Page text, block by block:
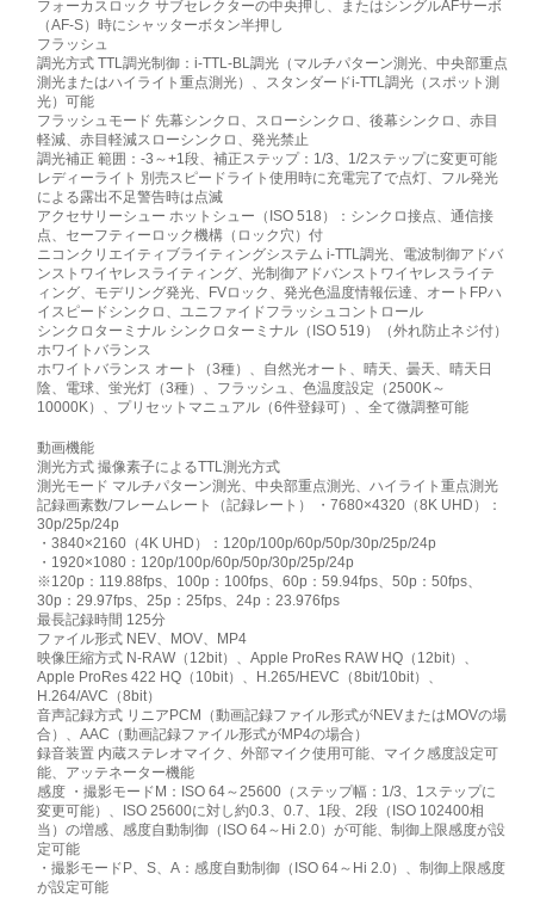
フォーカスロック サブセレクターの中央押し、またはシングルAFサーボ
（AF-S）時にシャッターボタン半押し
フラッシュ
調光方式 TTL調光制御：i-TTL-BL調光（マルチパターン測光、中央部重点
測光またはハイライト重点測光）、スタンダードi-TTL調光（スポット測
光）可能
フラッシュモード 先幕シンクロ、スローシンクロ、後幕シンクロ、赤目
軽減、赤目軽減スローシンクロ、発光禁止
調光補正 範囲：-3～+1段、補正ステップ：1/3、1/2ステップに変更可能
レディーライト 別売スピードライト使用時に充電完了で点灯、フル発光
による露出不足警告時は点滅
アクセサリーシュー ホットシュー（ISO 518）：シンクロ接点、通信接
点、セーフティーロック機構（ロック穴）付
ニコンクリエイティブライティングシステム i-TTL調光、電波制御アドバ
ンストワイヤレスライティング、光制御アドバンストワイヤレスライテ
ィング、モデリング発光、FVロック、発光色温度情報伝達、オートFPハ
イスピードシンクロ、ユニファイドフラッシュコントロール
シンクロターミナル シンクロターミナル（ISO 519）（外れ防止ネジ付）
ホワイトバランス
ホワイトバランス オート（3種）、自然光オート、晴天、曇天、晴天日
陰、電球、蛍光灯（3種）、フラッシュ、色温度設定（2500K～
10000K）、プリセットマニュアル（6件登録可）、全て微調整可能
動画機能
測光方式 撮像素子によるTTL測光方式
測光モード マルチパターン測光、中央部重点測光、ハイライト重点測光
記録画素数/フレームレート（記録レート） ・7680×4320（8K UHD）：
30p/25p/24p
・3840×2160（4K UHD）：120p/100p/60p/50p/30p/25p/24p
・1920×1080：120p/100p/60p/50p/30p/25p/24p
※120p：119.88fps、100p：100fps、60p：59.94fps、50p：50fps、
30p：29.97fps、25p：25fps、24p：23.976fps
最長記録時間 125分
ファイル形式 NEV、MOV、MP4
映像圧縮方式 N-RAW（12bit）、Apple ProRes RAW HQ（12bit）、
Apple ProRes 422 HQ（10bit）、H.265/HEVC（8bit/10bit）、
H.264/AVC（8bit）
音声記録方式 リニアPCM（動画記録ファイル形式がNEVまたはMOVの場
合）、AAC（動画記録ファイル形式がMP4の場合）
録音装置 内蔵ステレオマイク、外部マイク使用可能、マイク感度設定可
能、アッテネーター機能
感度 ・撮影モードM：ISO 64～25600（ステップ幅：1/3、1ステップに
変更可能）、ISO 25600に対し約0.3、0.7、1段、2段（ISO 102400相
当）の増感、感度自動制御（ISO 64～Hi 2.0）が可能、制御上限感度が設
定可能
・撮影モードP、S、A：感度自動制御（ISO 64～Hi 2.0）、制御上限感度
が設定可能